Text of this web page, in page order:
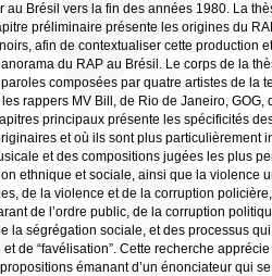
au Brésil vers la fin des années 1980. La
préliminaire présente les origines du
afin de contextualiser cette production
du RAP au Brésil. Le corps de la
paroles composées par quatre artistes de la
rappers MV Bill, de Rio de Janeiro,
principaux présente les spécificités
et où ils sont plus particulièrement
et des compositions jugées les plus
ethnique et sociale, ainsi que la violence
de la violence et de la corruption
de l’ordre public, de la corruption
la ségrégation sociale, et des processus
de “favélisation”. Cette recherche
émanant d’un énonciateur qui